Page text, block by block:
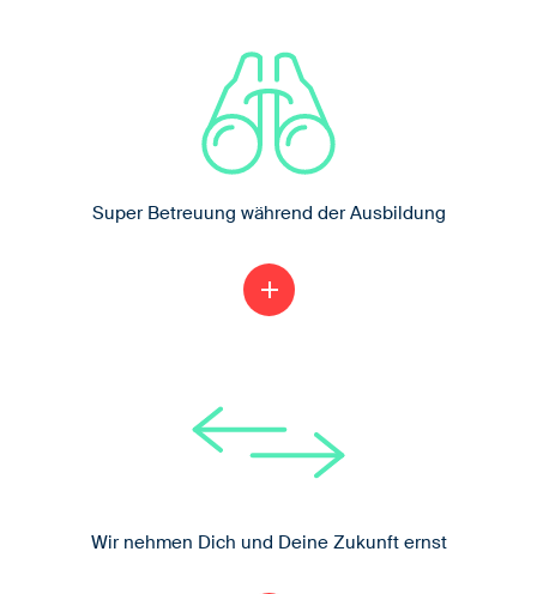
Super Betreuung während der Ausbildung
Bei Bedarf organisieren wir
Nachhilfeunterricht und Support für die
add
Wir nehmen Dich und Deine Zukunft ernst